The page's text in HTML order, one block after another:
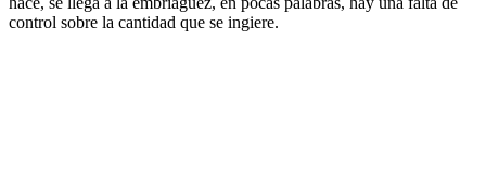
control sobre la cantidad que se ingiere.